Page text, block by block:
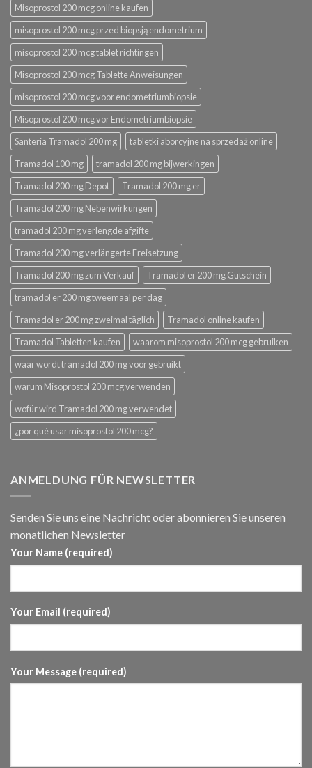
Misoprostol 200 mcg online kaufen
misoprostol 200 mcg przed biopsją endometrium
misoprostol 200 mcg tablet richtingen
Misoprostol 200 mcg Tablette Anweisungen
misoprostol 200 mcg voor endometriumbiopsie
Misoprostol 200 mcg vor Endometriumbiopsie
Santeria Tramadol 200 mg
tabletki aborcyjne na sprzedaż online
Tramadol 100 mg
tramadol 200 mg bijwerkingen
Tramadol 200 mg Depot
Tramadol 200 mg er
Tramadol 200 mg Nebenwirkungen
tramadol 200 mg verlengde afgifte
Tramadol 200 mg verlängerte Freisetzung
Tramadol 200 mg zum Verkauf
Tramadol er 200 mg Gutschein
tramadol er 200 mg tweemaal per dag
Tramadol er 200 mg zweimal täglich
Tramadol online kaufen
Tramadol Tabletten kaufen
waarom misoprostol 200 mcg gebruiken
waar wordt tramadol 200 mg voor gebruikt
warum Misoprostol 200 mcg verwenden
wofür wird Tramadol 200 mg verwendet
¿por qué usar misoprostol 200 mcg?
ANMELDUNG FÜR NEWSLETTER
Senden Sie uns eine Nachricht oder abonnieren Sie unseren
monatlichen Newsletter
Your Name (required)
Your Email (required)
Your Message (required)